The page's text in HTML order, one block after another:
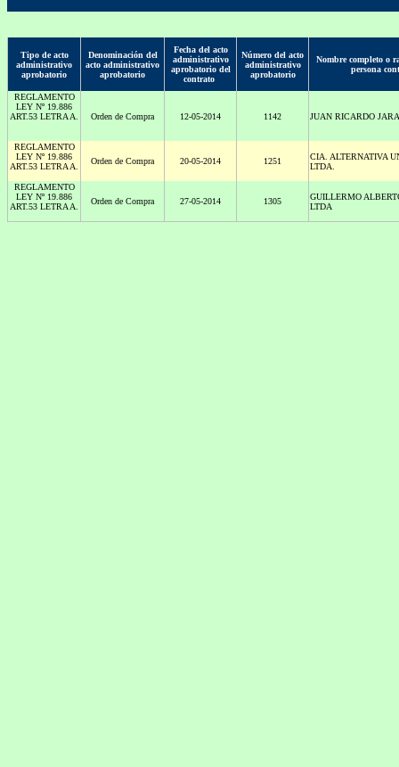
Tipo de acto
administrativo
aprobatorio
Denominación del
acto administrativo
aprobatorio
Fecha del acto
administrativo
aprobatorio del
contrato
Número del acto
administrativo
aprobatorio
Nombre completo o
persona
REGLAMENTO
LEY Nº 19.886
ART.53 LETRA A.
Orden de Compra 12-05-2014 1142 JUAN RICARDO
REGLAMENTO
LEY Nº 19.886
ART.53 LETRA A.
Orden de Compra 20-05-2014 1251
CIA. ALTERNATIVA
LTDA.
REGLAMENTO
LEY Nº 19.886
ART.53 LETRA A.
Orden de Compra 27-05-2014 1305
GUILLERMO
LTDA